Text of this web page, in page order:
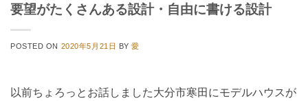
要望がたくさんある設計・自由に書ける設計
POSTED ON 2020年5月21日 BY愛
以前ちょろっとお話しました大分市寒田にモデルハウスが